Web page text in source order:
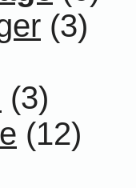
(3)
(3)
(12)